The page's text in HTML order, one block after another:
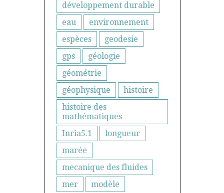
développement durable
eau
environnement
espèces
geodesie
gps
géologie
géométrie
géophysique
histoire
histoire des
mathématiques
Inria5.1
longueur
marée
mecanique des fluides
mer
modèle